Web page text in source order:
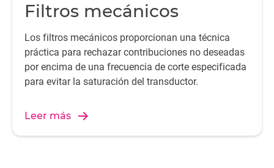
Filtros mecánicos
Los filtros mecánicos proporcionan una técnica
práctica para rechazar contribuciones no deseadas
por encima de una frecuencia de corte especificada
para evitar la saturación del transductor.
Leer más